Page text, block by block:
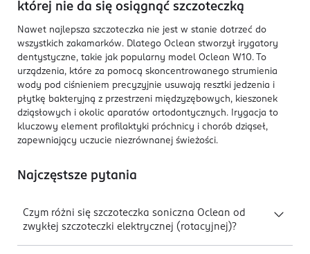
której nie da się osiągnąć szczoteczką
Nawet najlepsza szczoteczka nie jest w stanie dotrzeć do
wszystkich zakamarków. Dlatego Oclean stworzył irygatory
dentystyczne, takie jak popularny model Oclean W10. To
urządzenia, które za pomocą skoncentrowanego strumienia
wody pod ciśnieniem precyzyjnie usuwają resztki jedzenia i
płytkę bakteryjną z przestrzeni międzyzębowych, kieszonek
dziąsłowych i okolic aparatów ortodontycznych. Irygacja to
kluczowy element profilaktyki próchnicy i chorób dziąseł,
zapewniający uczucie niezrównanej świeżości.
Najczęstsze pytania
Czym różni się szczoteczka soniczna Oclean od
zwykłej szczoteczki elektrycznej (rotacyjnej)?